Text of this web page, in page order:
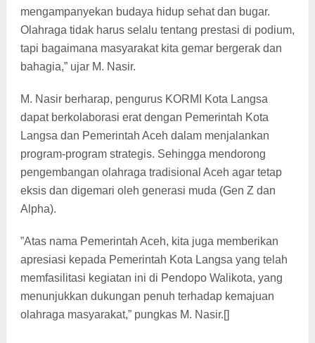
mengampanyekan budaya hidup sehat dan bugar.
Olahraga tidak harus selalu tentang prestasi di podium,
tapi bagaimana masyarakat kita gemar bergerak dan
bahagia,” ujar M. Nasir.
M. Nasir berharap, pengurus KORMI Kota Langsa
dapat berkolaborasi erat dengan Pemerintah Kota
Langsa dan Pemerintah Aceh dalam menjalankan
program-program strategis. Sehingga mendorong
pengembangan olahraga tradisional Aceh agar tetap
eksis dan digemari oleh generasi muda (Gen Z dan
Alpha).
”Atas nama Pemerintah Aceh, kita juga memberikan
apresiasi kepada Pemerintah Kota Langsa yang telah
memfasilitasi kegiatan ini di Pendopo Walikota, yang
menunjukkan dukungan penuh terhadap kemajuan
olahraga masyarakat,” pungkas M. Nasir.[]